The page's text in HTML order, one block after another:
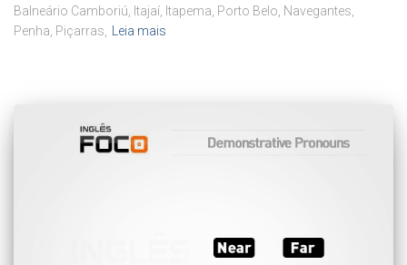
Balneário Camboriú, Itajaí, Itapema, Porto Belo, Navegantes,
Penha, Piçarras, Leia mais